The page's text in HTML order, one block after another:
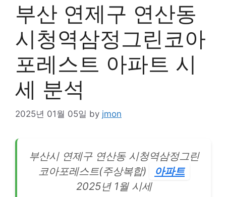
부산 연제구 연산동
시청역삼정그린코아
포레스트 아파트 시
세 분석
2025년 01월 05일 by jmon
부산시 연제구 연산동 시청역삼정그린
코아포레스트(주상복합)
아파트
2025년 1월 시세